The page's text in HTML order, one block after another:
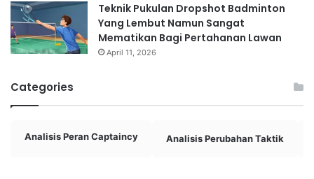
Teknik Pukulan Dropshot Badminton
Yang Lembut Namun Sangat
Mematikan Bagi Pertahanan Lawan
April 11, 2026
Categories
Analisis Peran Captaincy Analisis Perubahan Taktik